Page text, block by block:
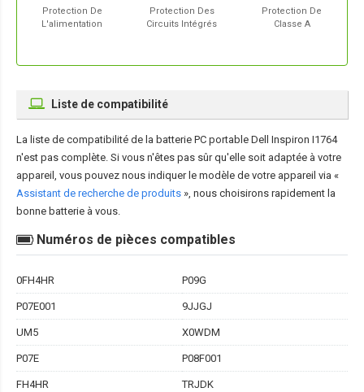
Protection De
L'alimentation
Protection Des
Circuits Intégrés
Protection De
Classe A
Liste de compatibilité
La liste de compatibilité de la batterie PC portable Dell Inspiron I1764
n'est pas complète. Si vous n'êtes pas sûr qu'elle soit adaptée à votre
appareil, vous pouvez nous indiquer le modèle de votre appareil via «
Assistant de recherche de produits », nous choisirons rapidement la
bonne batterie à vous.
Numéros de pièces compatibles
0FH4HR P09G
P07E001 9JJGJ
UM5 X0WDM
P07E P08F001
FH4HR TRJDK